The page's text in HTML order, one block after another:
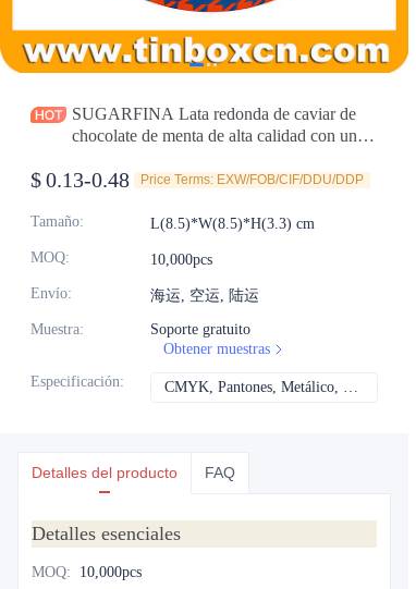
SUGARFINA Lata redonda de caviar de
chocolate de menta de alta calidad con una
$0.13-0.48 Price Terms: EXW/FOB/CIF/DDU/DDP
Tamaño: L(8.5)*W(8.5)*H(3.3) cm
MOQ: 10,000pcs
Envío: 海运, 空运, 陆运
Muestra:
Soporte gratuito
Obtener muestras
Especificación: CMYK, Pantones, Metálico, Color directo, etc.
Detalles del producto FAQ
Detalles esenciales
MOQ: 10,000pcs
Noticias